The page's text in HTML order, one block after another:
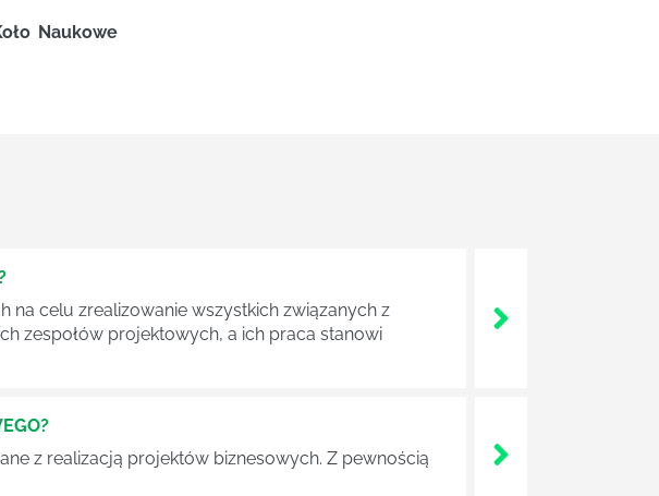
Naukowe
na celu zrealizowanie wszystkich związanych z
zespołów projektowych, a ich praca stanowi
z realizacją projektów biznesowych. Z pewnością